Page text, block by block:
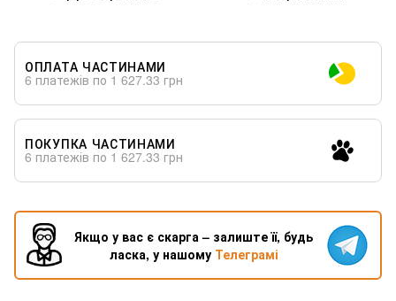
ОПЛАТА ЧАСТИНАМИ
6 платежів по 1 627.33 грн
ПОКУПКА ЧАСТИНАМИ
6 платежів по 1 627.33 грн
Якщо у вас є скарга – залиште її, будь
ласка, у нашому Телеграмі